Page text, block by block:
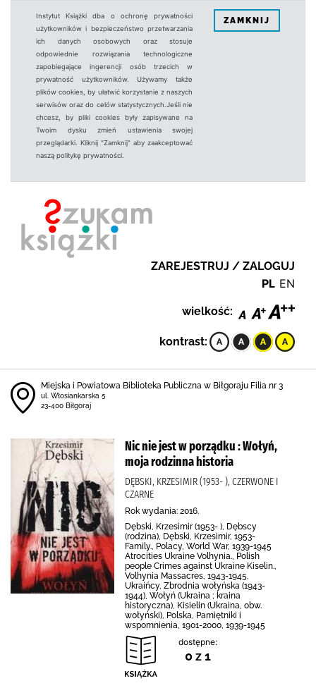
Instytut Książki dba o ochronę prywatności
użytkowników i bezpieczeństwo przetwarzania
ich danych osobowych oraz stosuje
odpowiednie rozwiązania technologiczne
zapobiegające ingerencji osób trzecich w
prywatność użytkowników. Używamy także
plików cookies, by ułatwić korzystanie z naszych
serwisów oraz do celów statystycznych.Jeśli nie
chcesz, by pliki cookies były zapisywane na
Twoim dysku zmień ustawienia swojej
przeglądarki. Kliknij "Zamknij" aby zaakceptować
naszą politykę prywatności.
ZAMKNIJ
ZAREJESTRUJ / ZALOGUJ
PL EN
wielkość:
kontrast:
Miejska i Powiatowa Biblioteka Publiczna w Biłgoraju Filia nr 3
ul. Włosiankarska 5
23-400 Biłgoraj
Nic nie jest w porządku : Wołyń,
moja rodzinna historia
DĘBSKI, KRZESIMIR (1953- ), CZERWONE I
CZARNE
Rok wydania: 2016.
Dębski, Krzesimir (1953- ), Dębscy
(rodzina), Dębski, Krzesimir, 1953-
Family., Polacy, World War, 1939-1945
Atrocities Ukraine Volhynia., Polish
people Crimes against Ukraine Kiselin.,
Volhynia Massacres, 1943-1945,
Ukraińcy, Zbrodnia wołyńska (1943-
1944), Wołyń (Ukraina ; kraina
historyczna), Kisielin (Ukraina, obw.
wołyński), Polska, Pamiętniki i
wspomnienia, 1901-2000, 1939-1945
dostępne:
0 z 1